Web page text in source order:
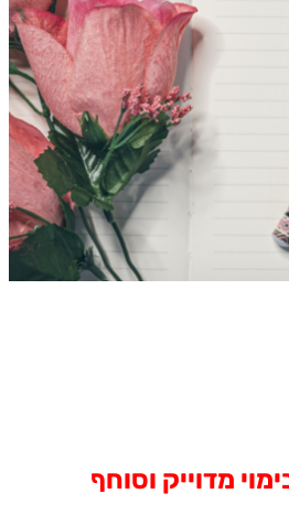
מדוייק וסוחף